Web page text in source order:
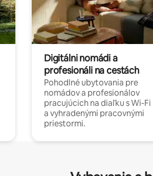
Digitálni nomádi a
profesionáli na cestách
Pohodlné ubytovania pre
nomádov a profesionálov
pracujúcich na diaľku s Wi-Fi
a vyhradenými pracovnými
priestormi.